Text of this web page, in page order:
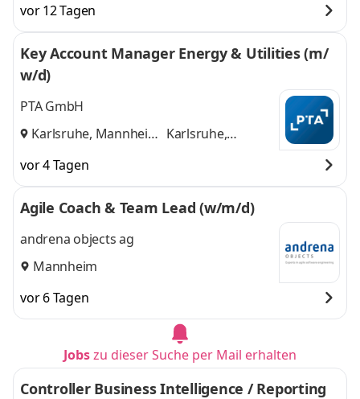
Frankfurt,
Hamburg,
Karlsruhe, Kassel,
Köln, Mannheim,
Kassel, Köln,
Mannheim, München
vor 12 Tagen
Key Account Manager Energy & Utilities (m/
w/d)
PTA GmbH
Karlsruhe, Mannheim Karlsruhe,
vor 4 Tagen
Agile Coach & Team Lead (w/m/d)
andrena objects ag
Mannheim
vor 6 Tagen
Jobszu dieser Suche per Mail erhalten
Controller Business Intelligence / Reporting